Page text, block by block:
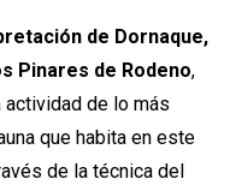
de Dornaque,
Pinares de Rodeno,
actividad de lo más
que habita en este
de la técnica del